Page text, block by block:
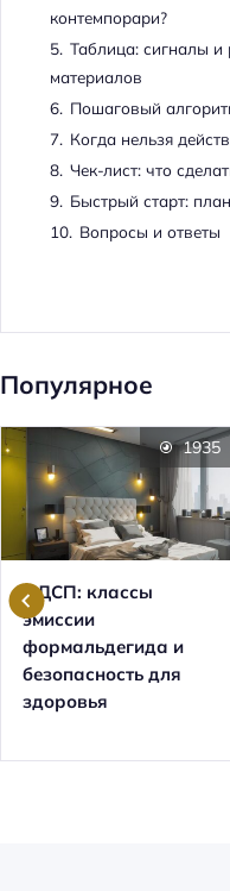
контемпорари?
5. Таблица: сигналы и
материалов
6. Пошаговый
7. Когда нельзя
8. Чек-лист: что
9. Быстрый старт:
10. Вопросы и ответы
Популярное
ЛДСП: классы
эмиссии
формальдегида и
безопасность для
здоровья
1935